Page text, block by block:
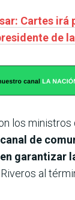
Cartes irá
de
los ministros
canal de
garantizar
al